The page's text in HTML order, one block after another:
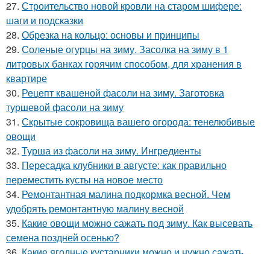
27. Строительство новой кровли на старом шифере:
шаги и подсказки
28. Обрезка на кольцо: основы и принципы
29. Соленые огурцы на зиму. Засолка на зиму в 1
литровых банках горячим способом, для хранения в
квартире
30. Рецепт квашеной фасоли на зиму. Заготовка
туршевой фасоли на зиму
31. Скрытые сокровища вашего огорода: тенелюбивые
овощи
32. Турша из фасоли на зиму. Ингредиенты
33. Пересадка клубники в августе: как правильно
переместить кусты на новое место
34. Ремонтантная малина подкормка весной. Чем
удобрять ремонтантную малину весной
35. Какие овощи можно сажать под зиму. Как высевать
семена поздней осенью?